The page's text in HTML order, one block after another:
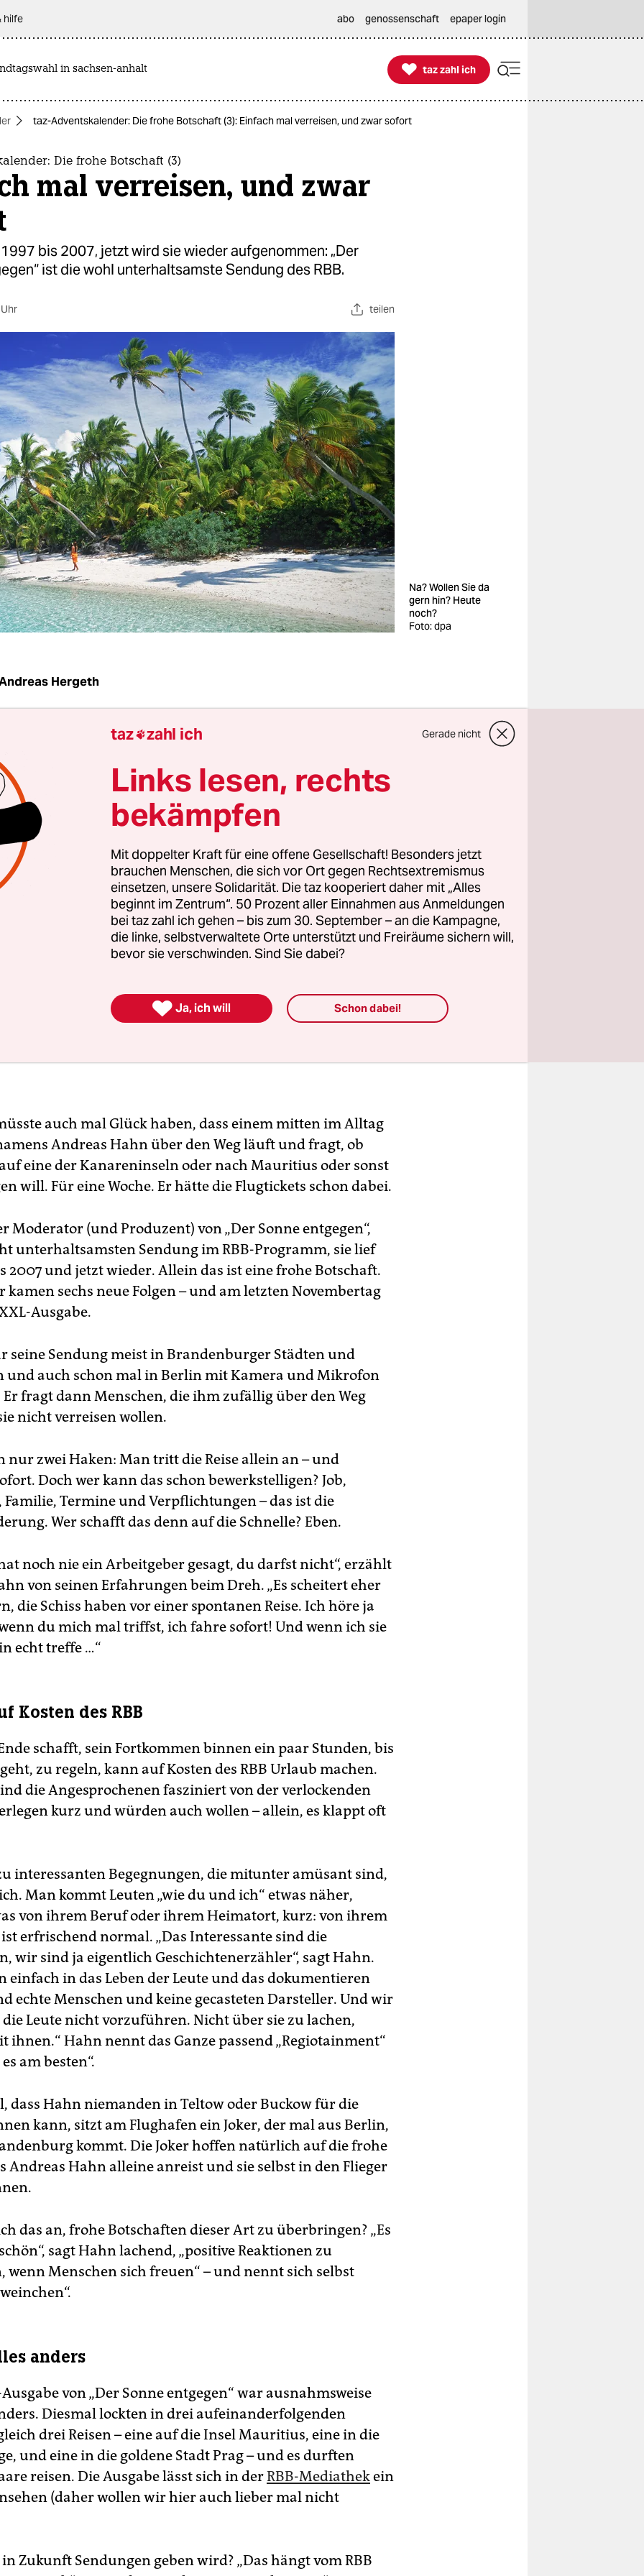
hilfe abo genossenschaft epaper login
in sachsen-anhalt 
taz zahl ich
taz zahl ich
taz-Adventskalender: Die frohe Botschaft (3): Einfach mal verreisen, und zwar sofort
Die frohe Botschaft (3)
mal verreisen, und zwar
bis 2007, jetzt wird sie wieder aufgenommen: „Der
ist die wohl unterhaltsamste Sendung des RBB.
teilen
Na? Wollen Sie da
gern hin? Heute
noch?
Foto: dpa
Hergeth
Kalender wird die frohe Botschaft ja erst am 24.
Weil es in diesem irdischen Jammertal aber so
zur Freude gibt, präsentieren wir bis Weihnachten täglich
auch mal Glück haben, dass einem mitten im Alltag
Andreas Hahn über den Weg läuft und fragt, ob
eine der Kanareninseln oder nach Mauritius oder sonst
will. Für eine Woche. Er hätte die Flugtickets schon dabei.
Moderator (und Produzent) von „Der Sonne entgegen“,
unterhaltsamsten Sendung im RBB-Programm, sie lief
2007 und jetzt wieder. Allein das ist eine frohe Botschaft.
kamen sechs neue Folgen – und am letzten Novembertag
Ausgabe.
seine Sendung meist in Brandenburger Städten und
und auch schon mal in Berlin mit Kamera und Mikrofon
fragt dann Menschen, die ihm zufällig über den Weg
nicht verreisen wollen.
nur zwei Haken: Man tritt die Reise allein an – und
Doch wer kann das schon bewerkstelligen? Job,
Familie, Termine und Verpflichtungen – das ist die
Wer schafft das denn auf die Schnelle? Eben.
hat noch nie ein Arbeitgeber gesagt, du darfst nicht“, erzählt
von seinen Erfahrungen beim Dreh. „Es scheitert eher
die Schiss haben vor einer spontanen Reise. Ich höre ja
du mich mal triffst, ich fahre sofort! Und wenn ich sie
echt treffe …“
Kosten des RBB
schafft, sein Fortkommen binnen ein paar Stunden, bis
zu regeln, kann auf Kosten des RBB Urlaub machen.
die Angesprochenen fasziniert von der verlockenden
kurz und würden auch wollen – allein, es klappt oft
interessanten Begegnungen, die mitunter amüsant sind,
Man kommt Leuten „wie du und ich“ etwas näher,
von ihrem Beruf oder ihrem Heimatort, kurz: von ihrem
ist erfrischend normal. „Das Interessante sind die
wir sind ja eigentlich Geschichtenerzähler“, sagt Hahn.
einfach in das Leben der Leute und das dokumentieren
echte Menschen und keine gecasteten Darsteller. Und wir
Leute nicht vorzuführen. Nicht über sie zu lachen,
ihnen.“ Hahn nennt das Ganze passend „Regiotainment“
am besten“.
dass Hahn niemanden in Teltow oder Buckow für die
kann, sitzt am Flughafen ein Joker, der mal aus Berlin,
kommt. Die Joker hoffen natürlich auf die frohe
Andreas Hahn alleine anreist und sie selbst in den Flieger
das an, frohe Botschaften dieser Art zu überbringen? „Es
sagt Hahn lachend, „positive Reaktionen zu
wenn Menschen sich freuen“ – und nennt sich selbst
anders
von „Der Sonne entgegen“ war ausnahmsweise
Diesmal lockten in drei aufeinanderfolgenden
drei Reisen – eine auf die Insel Mauritius, eine in die
und eine in die goldene Stadt Prag – und es durften
reisen. Die Ausgabe lässt sich in derRBB-Mediathekein
(daher wollen wir hier auch lieber mal nicht
in Zukunft Sendungen geben wird? „Das hängt vom RBB
taz zahl ich Gerade nicht
Links lesen, rechts
bekämpfen
Mit doppelter Kraft für eine offene Gesellschaft! Besonders jetzt
brauchen Menschen, die sich vor Ort gegen Rechtsextremismus
einsetzen, unsere Solidarität. Die taz kooperiert daher mit „Alles
beginnt im Zentrum“. 50 Prozent aller Einnahmen aus Anmeldungen
bei taz zahl ich gehen – bis zum 30. September – an die Kampagne,
die linke, selbstverwaltete Orte unterstützt und Freiräume sichern will,
bevor sie verschwinden. Sind Sie dabei?
 Ja, ich will Schon dabei!